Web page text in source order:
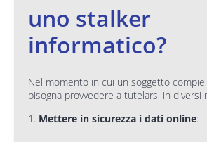
uno stalker
informatico?
Nel momento in cui un soggetto compie
bisogna provvedere a tutelarsi in diversi
1. Mettere in sicurezza i dati online: